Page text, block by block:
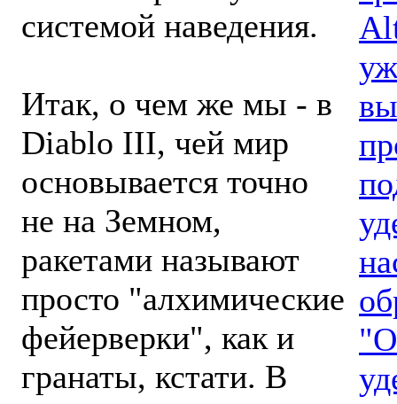
системой наведения.
Итак, о чем же мы - в
Diablo III, чей мир
основывается точно
не на Земном,
ракетами называют
просто "алхимические
фейерверки", как и
гранаты, кстати. В